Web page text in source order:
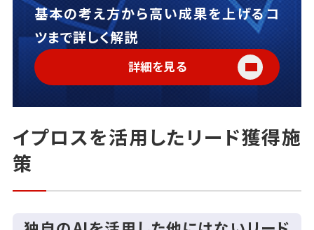
基本の考え方から高い成果を上げるコ
ツまで詳しく解説
詳細を見る
イプロスを活用したリード獲得施
策